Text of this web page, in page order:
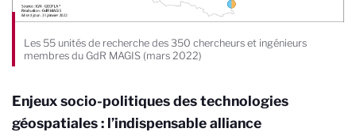
Les 55 unités de recherche des 350 chercheurs et ingénieurs
membres du GdR MAGIS (mars 2022)
Enjeux socio-politiques des technologies
géospatiales : l’indispensable alliance